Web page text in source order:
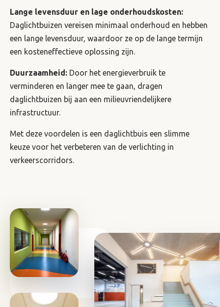
Lange levensduur en lage onderhoudskosten:
Daglichtbuizen vereisen minimaal onderhoud en hebben
een lange levensduur, waardoor ze op de lange termijn
een kosteneffectieve oplossing zijn.
Duurzaamheid: Door het energieverbruik te
verminderen en langer mee te gaan, dragen
daglichtbuizen bij aan een milieuvriendelijkere
infrastructuur.
Met deze voordelen is een daglichtbuis een slimme
keuze voor het verbeteren van de verlichting in
verkeerscorridors.